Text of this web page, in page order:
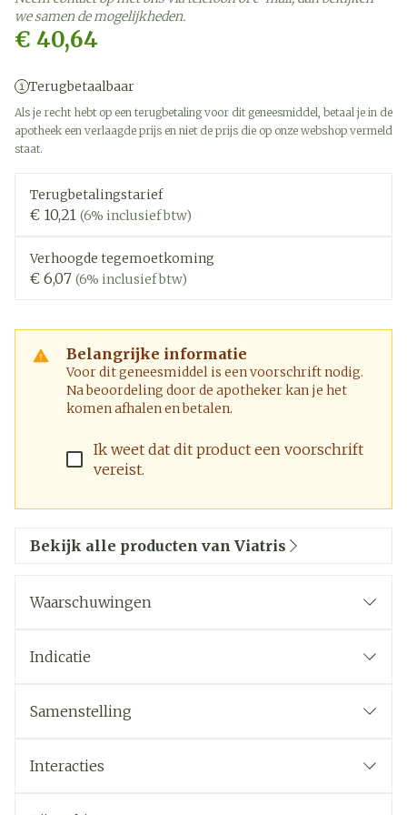
€ 40,64
Terugbetaalbaar
Als je recht hebt op een terugbetaling voor dit geneesmiddel, betaal je in de
apotheek een verlaagde prijs en niet de prijs die op onze webshop vermeld
staat.
Terugbetalingstarief
€ 10,21 (6% inclusief btw)
Verhoogde tegemoetkoming
€ 6,07 (6% inclusief btw)
Belangrijke informatie
Voor dit geneesmiddel is een voorschrift nodig.
Na beoordeling door de apotheker kan je het
komen afhalen en betalen.
Ik weet dat dit product een voorschrift
vereist.
we samen de mogelijkheden.
Bekijk alle producten van Viatris
Waarschuwingen
moet u er extra voorzichtig mee zijn? Wanneer
Indicatie
Samenstelling
Interacties